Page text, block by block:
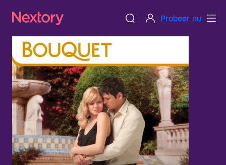
Probeer nu